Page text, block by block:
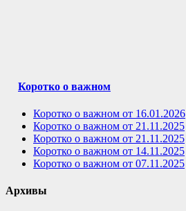
Коротко о важном
Коротко о важном от 16.01.2026
Коротко о важном от 21.11.2025
Коротко о важном от 21.11.2025
Коротко о важном от 14.11.2025
Коротко о важном от 07.11.2025
Архивы